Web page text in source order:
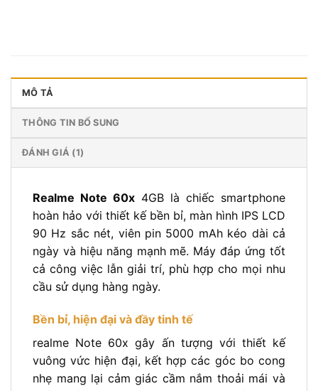
MÔ TẢ
THÔNG TIN BỔ SUNG
ĐÁNH GIÁ (1)
Realme Note 60x 4GB là chiếc smartphone
hoàn hảo với thiết kế bền bỉ, màn hình IPS LCD
90 Hz sắc nét, viên pin 5000 mAh kéo dài cả
ngày và hiệu năng mạnh mẽ. Máy đáp ứng tốt
cả công việc lẫn giải trí, phù hợp cho mọi nhu
cầu sử dụng hàng ngày.
Bền bỉ, hiện đại và đầy tinh tế
realme Note 60x gây ấn tượng với thiết kế
vuông vức hiện đại, kết hợp các góc bo cong
nhẹ mang lại cảm giác cầm nắm thoải mái và